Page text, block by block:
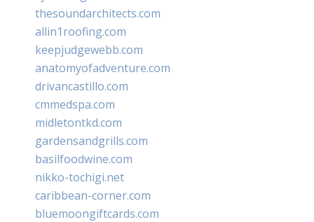
thesoundarchitects.com
allin1roofing.com
keepjudgewebb.com
anatomyofadventure.com
drivancastillo.com
cmmedspa.com
midletontkd.com
gardensandgrills.com
basilfoodwine.com
nikko-tochigi.net
caribbean-corner.com
bluemoongiftcards.com